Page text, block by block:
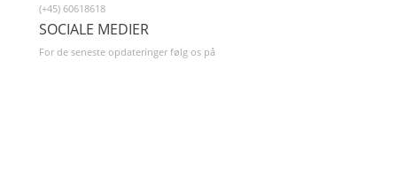
(+45) 60618618
SOCIALE MEDIER
For de seneste opdateringer følg os på